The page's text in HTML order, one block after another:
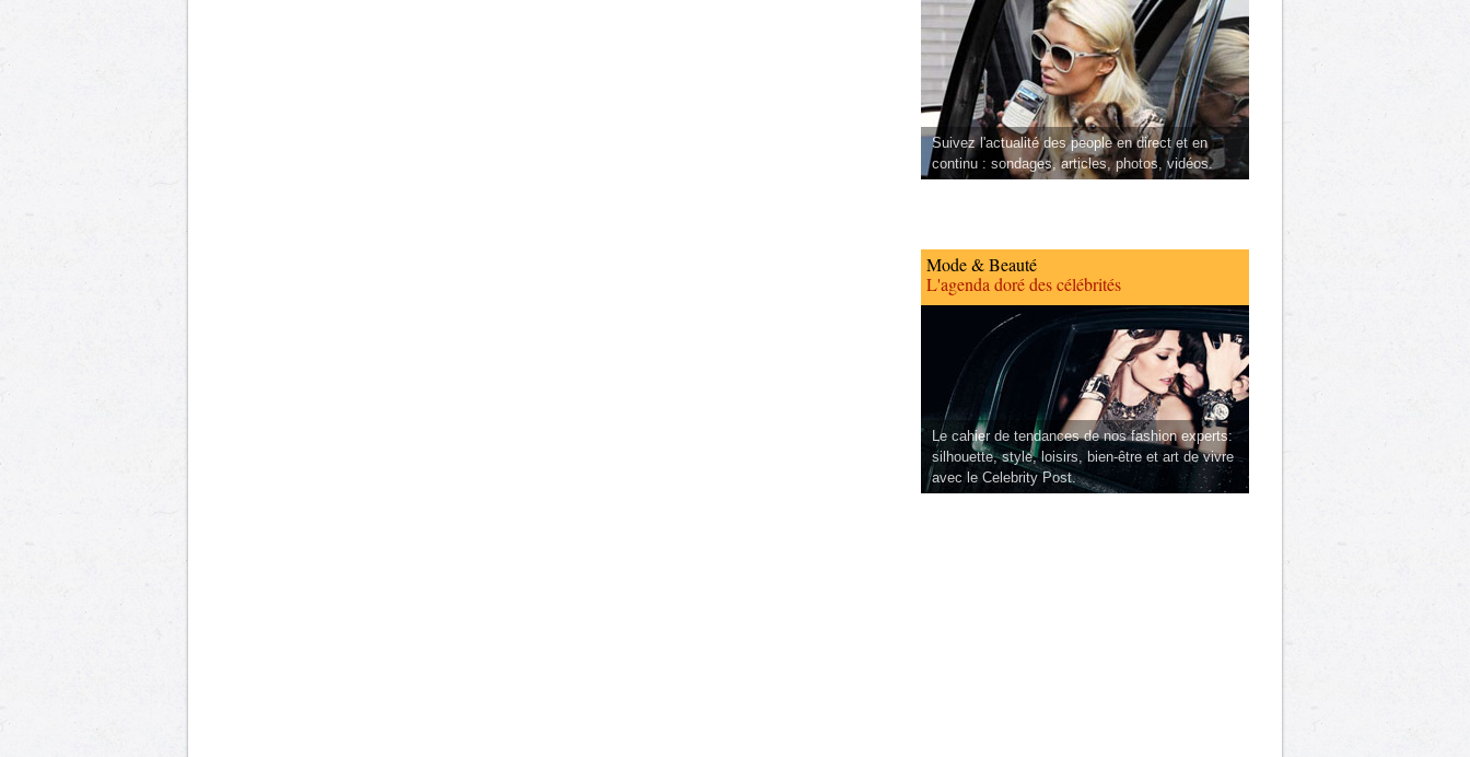
Suivez l'actualité des people en direct et en
continu : sondages, articles, photos, vidéos.
Mode & Beauté
L'agenda doré des célébrités
Le cahier de tendances de nos fashion experts:
silhouette, style, loisirs, bien-être et art de vivre
avec le Celebrity Post.